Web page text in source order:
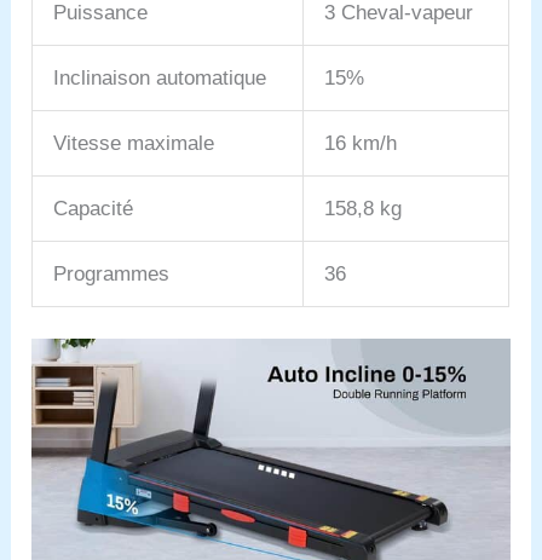
Puissance 3 Cheval-vapeur
Inclinaison automatique 15%
Vitesse maximale 16 km/h
Capacité 158,8 kg
Programmes 36